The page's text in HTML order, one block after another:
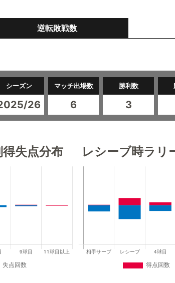
逆転敗戦数
シーズン
26
マッチ出場数
6
勝利数
3
失点分布 レシーブ時ラリ